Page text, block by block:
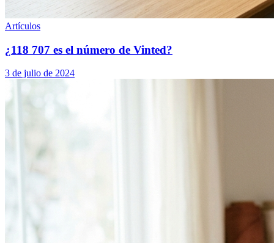
Artículos
¿118 707 es el número de Vinted?
3 de julio de 2024